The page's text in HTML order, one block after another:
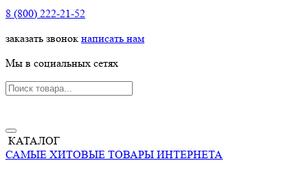
8 (800) 222-21-52
заказать звонок написать нам
Мы в социальных сетях
КАТАЛОГ
САМЫЕ ХИТОВЫЕ ТОВАРЫ ИНТЕРНЕТА